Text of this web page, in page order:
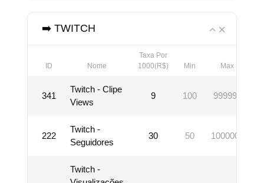
➡️ TWITCH
ID Nome
Taxa Por
1000(R$)
Min Max
341
Twitch - Clipe
Views
9 100 999999
222
Twitch -
Seguidores
30 50 1000000
Twitch -